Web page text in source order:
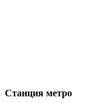
Станция метро